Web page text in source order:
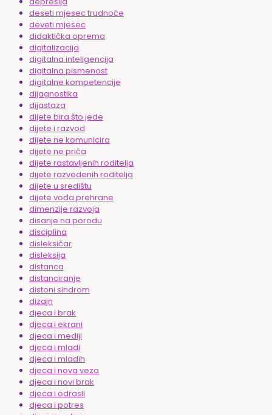
deseti mjesec trudnoće
deveti mjesec
didaktička oprema
digitalizacija
digitalna inteligencija
digitalna pismenost
digitalne kompetencije
dijagnostika
dijastaza
dijete bira što jede
dijete i razvod
dijete ne komunicira
dijete ne priča
dijete rastavljenih roditelja
dijete razvedenih roditelja
dijete u središtu
dijete vođa prehrane
dimenzije razvoja
disanje na porodu
disciplina
disleksičar
disleksija
distanca
distanciranje
distoni sindrom
dizajn
djeca i brak
djeca i ekrani
djeca i mediji
djeca i mladi
djeca i mladih
djeca i nova veza
djeca i novi brak
djeca i odrasli
djeca i potres